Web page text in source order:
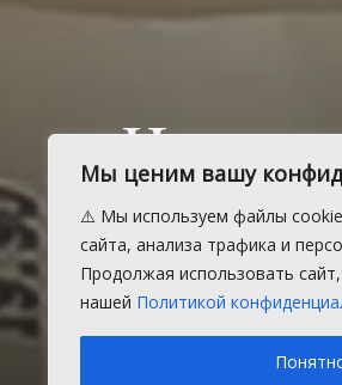
Мы ценим вашу
⚠️ Мы используем файлы
сайта, анализа трафика и
Продолжая использовать
нашей Политикой
Что
на
с